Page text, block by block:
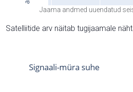
Jaama andmed uuendatud
Satelliitide arv näitab tugijaamale